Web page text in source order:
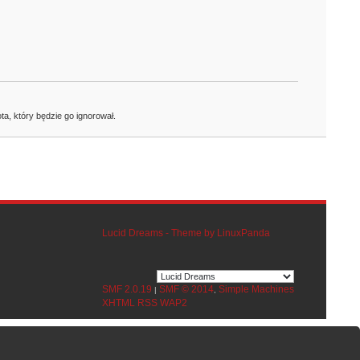
który będzie go ignorował.
Lucid Dreams - Theme by LinuxPanda
SMF 2.0.19 | SMF © 2014, Simple Machines
XHTML RSS WAP2